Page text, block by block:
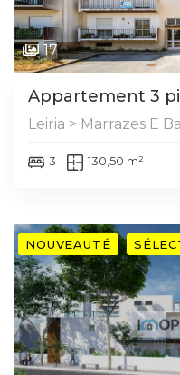
17
Appartement 3
Leiria > Marrazes E
3 130,50 m²
NOUVEAUTÉ